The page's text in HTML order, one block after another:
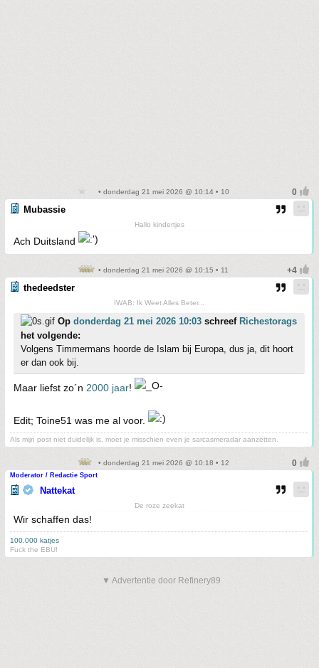
• donderdag 21 mei 2026 @ 10:14 • 10
Mubassie
Hallo kindertjes
Ach Duitsland
• donderdag 21 mei 2026 @ 10:15 • 11
thedeedster
IWAB: Ik Weet Alles Beter...
Op donderdag 21 mei 2026 10:03 schreef Richestorags
het volgende:
Volgens Timmermans hoorde de Islam bij Europa, dus ja, dit hoort
er dan ook bij.
Maar liefst zo´n 2000 jaar!
Edit; Toine51 was me al voor.
Als mijn post niet duidelijk is, moet je misschien even je sarcasmeradar aanzetten.
• donderdag 21 mei 2026 @ 10:18 • 12
Moderator / Redactie Sport
Nattekat
De roze zeekat
Wir schaffen das!
100.000 katjes
Fuck the EBU!
▼ Advertentie door Refinery89